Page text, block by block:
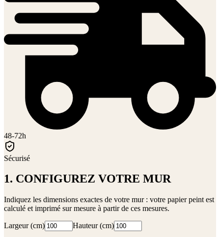
48-72h
Sécurisé
1. CONFIGUREZ VOTRE MUR
Indiquez les dimensions exactes de votre mur : votre papier peint est
calculé et imprimé sur mesure à partir de ces mesures.
Largeur (cm) Hauteur (cm)